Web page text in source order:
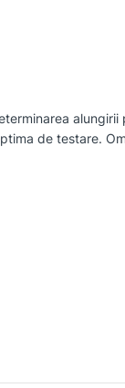
de testare.